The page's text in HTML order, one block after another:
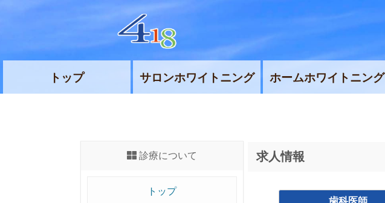
トップ サロンホワイトニング ホームホワイトニング
診療について
トップ
求人情報
歯科医師